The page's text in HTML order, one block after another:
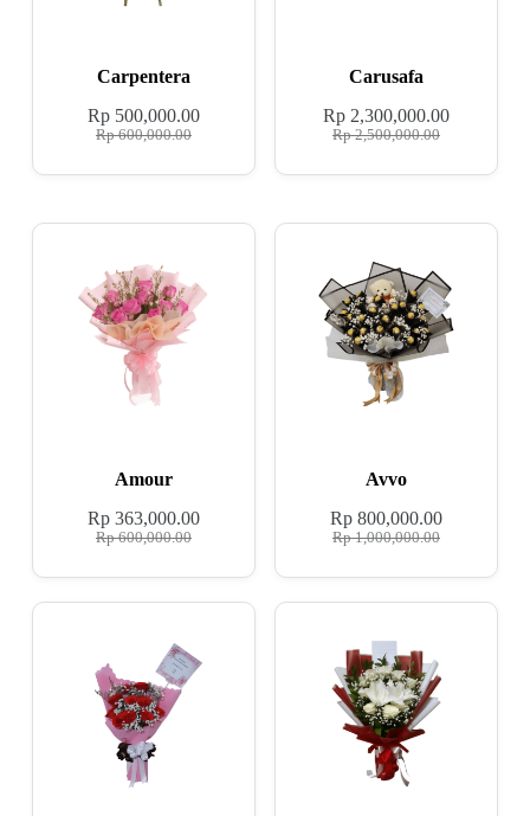
Carpentera
Rp600,000.00
Rp500,000.00
Carusafa
Rp2,500,000.00
Rp 2,300,000.00
Amour
Rp600,000.00
Rp363,000.00
Avvo
Rp1,000,000.00
Rp 800,000.00